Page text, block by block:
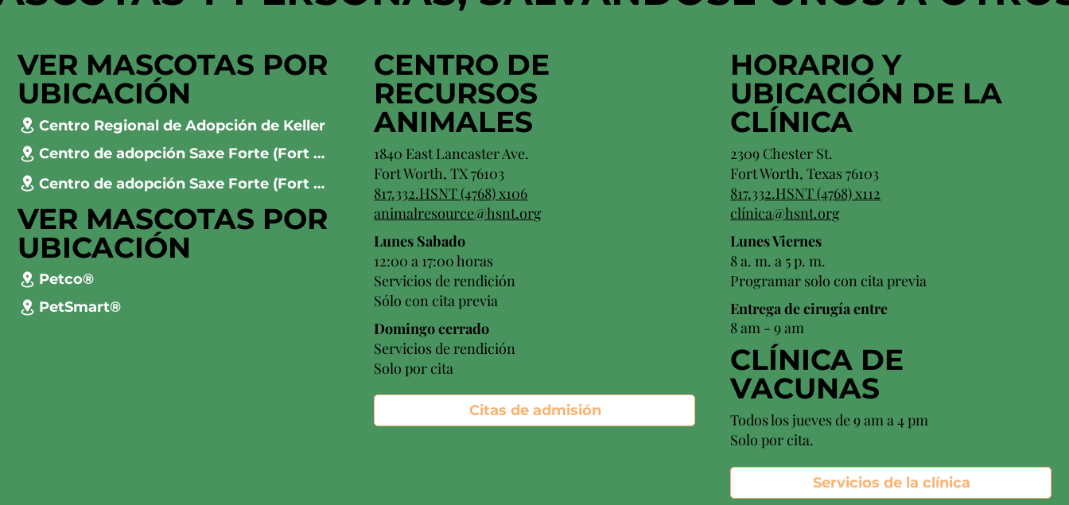
VER MASCOTAS POR
UBICACIÓN
Centro Regional de Adopción de Keller
Centro de adopción Saxe Forte (Fort Worth)
Centro de adopción Saxe Forte (Fort Worth)
VER MASCOTAS POR
UBICACIÓN
Petco®
PetSmart®
CENTRO DE
RECURSOS
ANIMALES
1840 East Lancaster Ave.
Fort Worth, TX 76103
817.332.HSNT (4768) x106
animalresource@hsnt.org
Lunes Sabado
12:00 a 17:00 horas
Servicios de rendición
Sólo con cita previa
Domingo cerrado
Servicios de rendición
Solo por cita
Citas de admisión
HORARIO Y
UBICACIÓN DE LA
CLÍNICA
2309 Chester St.
Fort Worth, Texas 76103
817.332.HSNT (4768) x112
clínica@hsnt.org
Lunes Viernes
8 a. m. a 5 p. m.
Programar solo con cita previa
Entrega de cirugía entre
8 am - 9 am
CLÍNICA DE
VACUNAS
Todos los jueves de 9 am a 4 pm
Solo por cita.
Servicios de la clínica